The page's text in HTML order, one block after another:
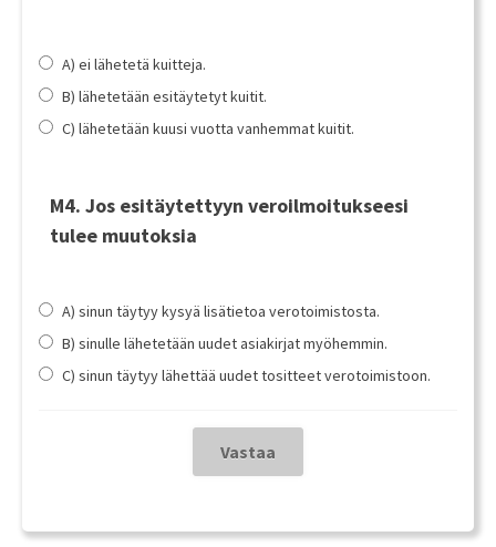
A) ei lähetetä kuitteja.
B) lähetetään esitäytetyt kuitit.
C) lähetetään kuusi vuotta vanhemmat kuitit.
M4. Jos esitäytettyyn veroilmoitukseesi
tulee muutoksia
A) sinun täytyy kysyä lisätietoa verotoimistosta.
B) sinulle lähetetään uudet asiakirjat myöhemmin.
C) sinun täytyy lähettää uudet tositteet verotoimistoon.